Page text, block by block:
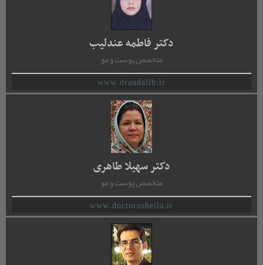
دکتر فاطمه عندلیب
متخصص پوست و مو
www.drandalib.ir
دکتر سهیلا طاهری
متخصص پوست و مو
www.doctorsoheila.ir